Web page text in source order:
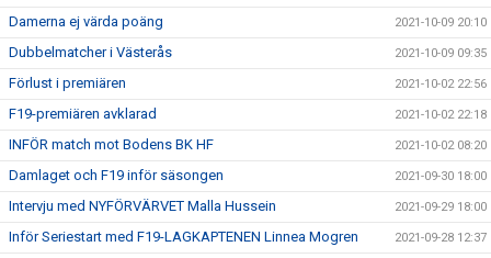
Damerna ej värda poäng 2021-10-09 20:10
Dubbelmatcher i Västerås 2021-10-09 09:35
Förlust i premiären 2021-10-02 22:56
F19-premiären avklarad 2021-10-02 22:18
INFÖR match mot Bodens BK HF 2021-10-02 08:20
Damlaget och F19 inför säsongen 2021-09-30 18:00
Intervju med NYFÖRVÄRVET Malla Hussein 2021-09-29 18:00
Inför Seriestart med F19-LAGKAPTENEN Linnea Mogren 2021-09-28 12:37